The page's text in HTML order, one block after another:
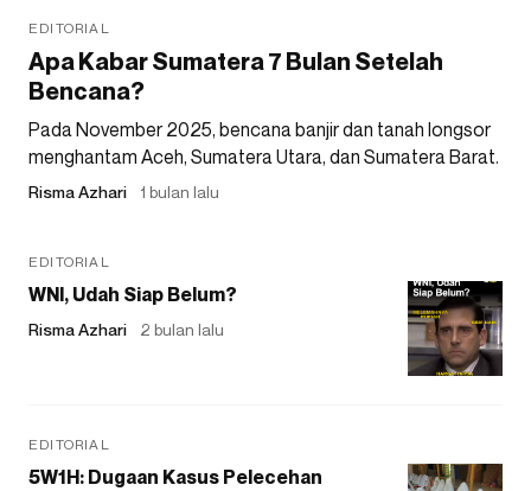
EDITORIAL
Apa Kabar Sumatera 7 Bulan Setelah
Bencana?
Pada November 2025, bencana banjir dan tanah longsor
menghantam Aceh, Sumatera Utara, dan Sumatera Barat.
Risma Azhari 1 bulan lalu
EDITORIAL
WNI, Udah Siap Belum?
Risma Azhari 2 bulan lalu
EDITORIAL
5W1H: Dugaan Kasus Pelecehan